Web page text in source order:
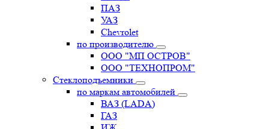
ПАЗ
УАЗ
Chevrolet
по производителю
ООО "МП ОСТРОВ"
ООО "ТЕХНОПРОМ"
Стеклоподъемники
по маркам автомобилей
ВАЗ (LADA)
ГАЗ